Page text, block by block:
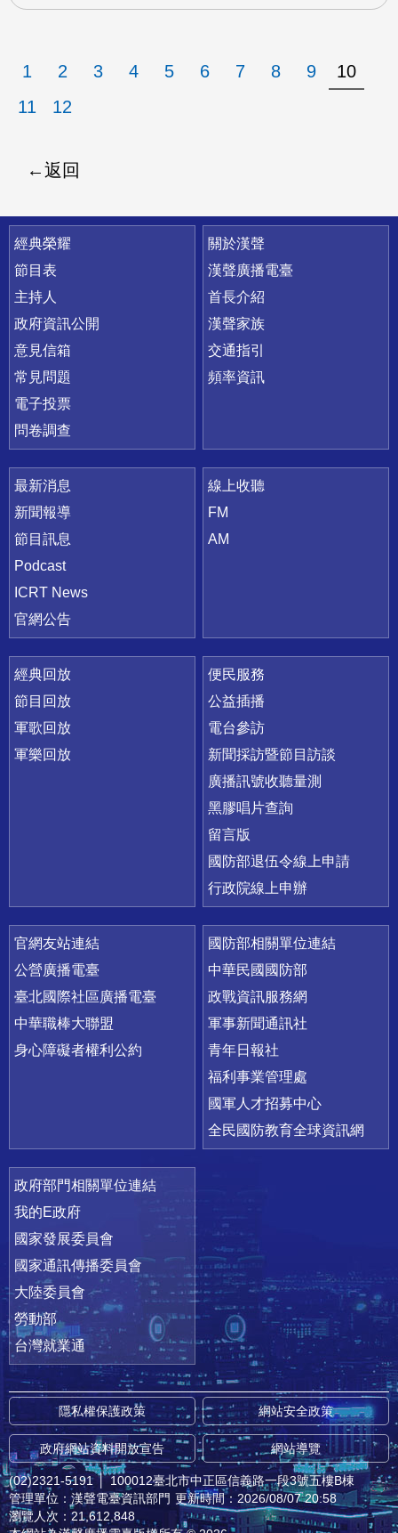
1 2 3 4 5 6 7 8 9
10
11
12
返回
快速連結
經典榮耀
節目表
主持人
政府資訊公開
意見信箱
常見問題
電子投票
問卷調查
關於漢聲
漢聲廣播電臺
首長介紹
漢聲家族
交通指引
頻率資訊
最新消息
新聞報導
節目訊息
Podcast
ICRT News
官網公告
線上收聽
FM
AM
經典回放
節目回放
軍歌回放
軍樂回放
便民服務
公益插播
電台參訪
新聞採訪暨節目訪談
廣播訊號收聽量測
黑膠唱片查詢
留言版
國防部退伍令線上申請
行政院線上申辦
官網友站連結
公營廣播電臺
臺北國際社區廣播電臺
中華職棒大聯盟
身心障礙者權利公約
國防部相關單位連結
中華民國國防部
政戰資訊服務網
軍事新聞通訊社
青年日報社
福利事業管理處
國軍人才招募中心
全民國防教育全球資訊網
政府部門相關單位連結
我的E政府
國家發展委員會
國家通訊傳播委員會
大陸委員會
勞動部
台灣就業通
隱私權保護政策 網站安全政策
政府網站資料開放宣告 網站導覽
(02)2321-5191 │ 100012臺北市中正區信義路一段3號五樓B棟
管理單位：漢聲電臺資訊部門 更新時間：2026/08/07 20:58
瀏覽人次：21,612,848